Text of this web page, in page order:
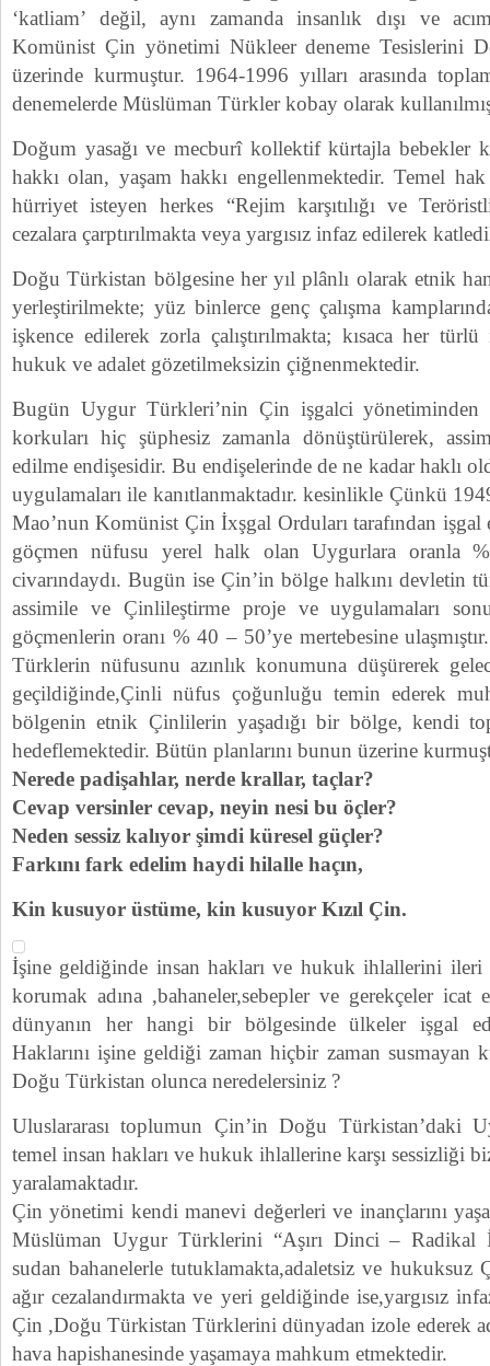
‘katliam’ değil, aynı zamanda insanlık dışı ve
Komünist Çin yönetimi Nükleer deneme Tesislerini
üzerinde kurmuştur. 1964-1996 yılları arasında
denemelerde Müslüman Türkler kobay olarak
Doğum yasağı ve mecburî kollektif kürtajla bebekler
hakkı olan, yaşam hakkı engellenmektedir. Temel
hürriyet isteyen herkes “Rejim karşıtılığı ve
cezalara çarptırılmakta veya yargısız infaz edilerek
Doğu Türkistan bölgesine her yıl plânlı olarak etnik
yerleştirilmekte; yüz binlerce genç çalışma
işkence edilerek zorla çalıştırılmakta; kısaca her
hukuk ve adalet gözetilmeksizin çiğnenmektedir.
Bugün Uygur Türkleri’nin Çin işgalci
korkuları hiç şüphesiz zamanla dönüştürülerek,
edilme endişesidir. Bu endişelerinde de ne kadar haklı
uygulamaları ile kanıtlanmaktadır. kesinlikle Çünkü
Mao’nun Komünist Çin İxşgal Orduları tarafından
göçmen nüfusu yerel halk olan Uygurlara
civarındaydı. Bugün ise Çin’in bölge halkını devletin
assimile ve Çinlileştirme proje ve uygulamaları
göçmenlerin oranı % 40 – 50’ye mertebesine
Türklerin nüfusunu azınlık konumuna düşürerek
geçildiğinde,Çinli nüfus çoğunluğu temin ederek
bölgenin etnik Çinlilerin yaşadığı bir bölge, kendi
hedeflemektedir. Bütün planlarını bunun üzerine
Nerede padişahlar, nerde krallar, taçlar?
Cevap versinler cevap, neyin nesi bu öçler?
Neden sessiz kalıyor şimdi küresel güçler?
Farkını fark edelim haydi hilalle haçın,
Kin kusuyor üstüme, kin kusuyor Kızıl Çin.
İşine geldiğinde insan hakları ve hukuk ihlallerini
korumak adına ,bahaneler,sebepler ve gerekçeler icat
dünyanın her hangi bir bölgesinde ülkeler işgal
Haklarını işine geldiği zaman hiçbir zaman susmayan
Doğu Türkistan olunca neredelersiniz ?
Uluslararası toplumun Çin’in Doğu Türkistan’daki
temel insan hakları ve hukuk ihlallerine karşı sessizliği
yaralamaktadır.
Çin yönetimi kendi manevi değerleri ve inançlarını
Müslüman Uygur Türklerini “Aşırı Dinci – Radikal
sudan bahanelerle tutuklamakta,adaletsiz ve hukuksuz
ağır cezalandırmakta ve yeri geldiğinde ise,yargısız
Çin ,Doğu Türkistan Türklerini dünyadan izole ederek
hava hapishanesinde yaşamaya mahkum etmektedir.